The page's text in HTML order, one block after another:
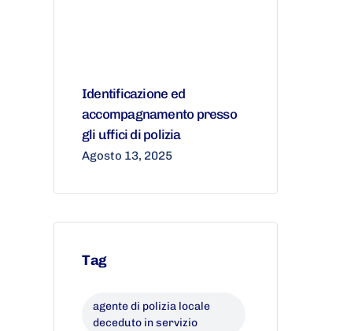
Identificazione ed
accompagnamento presso
gli uffici di polizia
Agosto 13, 2025
Tag
agente di polizia locale
deceduto in servizio